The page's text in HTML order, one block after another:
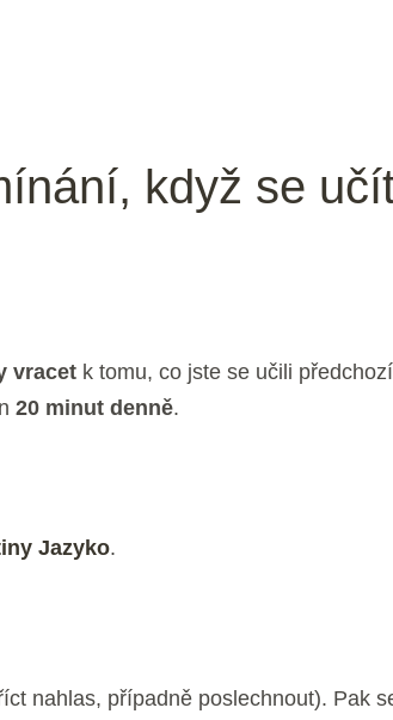
když se
vracet k tomu, co jste se učili
20 minut denně.
Jazyko.
nahlas, případně poslechnout). Pak